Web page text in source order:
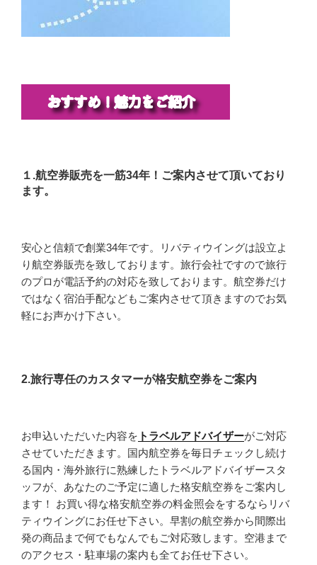
１.航空券販売を一筋34年！ご案内させて頂いており
ます。
安心と信頼で創業34年です。リバティウイングは設立よ
り航空券販売を致しております。旅行会社ですので旅行
のプロが電話予約の対応を致しております。航空券だけ
ではなく宿泊手配などもご案内させて頂きますのでお気
軽にお声かけ下さい。
2.旅行専任のカスタマーが格安航空券をご案内
お申込いただいた内容を トラベルアドバイザーがご対応
させていただきます。国内航空券を毎日チェックし続け
る国内・海外旅行に熟練したトラベルアドバイザースタ
ッフが、あなたのご予定に適した格安航空券をご案内し
ます！ お買い得な格安航空券の料金照会をするならリバ
ティウイングにお任せ下さい。早割の航空券から間際出
発の商品まで何でもなんでもご対応致します。空港まで
のアクセス・駐車場の案内も全てお任せ下さい。